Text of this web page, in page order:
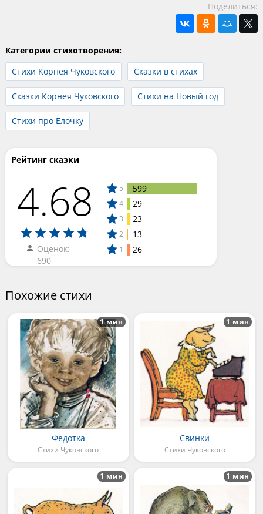
Поделиться:
Категории стихотворения:
Стихи Корнея Чуковского
Сказки в стихах
Сказки Корнея Чуковского Стихи на Новый год
Стихи про Ёлочку
Рейтинг сказки
4.68
Оценок:
690
5 599
4 29
3 23
2 13
1 26
Похожие стихи
Федотка
Стихи Чуковского
1 мин
Свинки
Стихи Чуковского
1 мин
1 мин 1 мин